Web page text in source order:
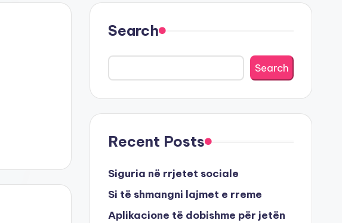
Search
Search
Recent Posts
Siguria në rrjetet sociale
Si të shmangni lajmet e rreme
Aplikacione të dobishme për jetën